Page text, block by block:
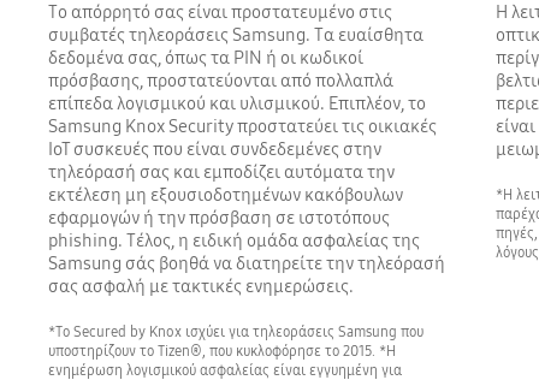
Το απόρρητό σας είναι προστατευμένο στις
συμβατές τηλεοράσεις Samsung. Τα ευαίσθητα
δεδομένα σας, όπως τα PIN ή οι κωδικοί
πρόσβασης, προστατεύονται από πολλαπλά
επίπεδα λογισμικού και υλισμικού. Επιπλέον, το
Samsung Knox Security προστατεύει τις οικιακές
IoT συσκευές που είναι συνδεδεμένες στην
τηλεόρασή σας και εμποδίζει αυτόματα την
εκτέλεση μη εξουσιοδοτημένων κακόβουλων
εφαρμογών ή την πρόσβαση σε ιστοτόπους
phishing. Τέλος, η ειδική ομάδα ασφαλείας της
Samsung σάς βοηθά να διατηρείτε την τηλεόρασή
σας ασφαλή με τακτικές ενημερώσεις.
*Το Secured by Knox ισχύει για τηλεοράσεις Samsung που
υποστηρίζουν το Tizen®, που κυκλοφόρησε το 2015. *Η
ενημέρωση λογισμικού ασφαλείας είναι εγγυημένη για
Η
*Η